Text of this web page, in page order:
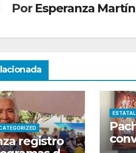
Por Esperanza
registro
ESTATAL